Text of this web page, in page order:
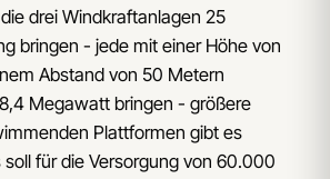
drei Windkraftanlagen 25
bringen - jede mit einer Höhe von
Abstand von 50 Metern
Megawatt bringen - größere
Plattformen gibt es
für die Versorgung von 60.000